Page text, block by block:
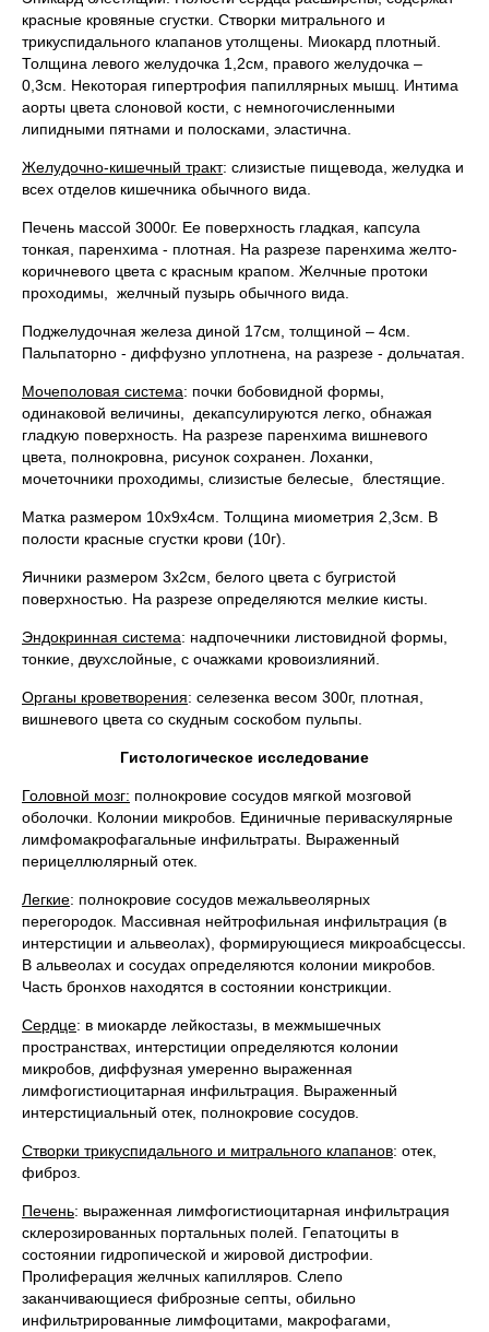
красные кровяные сгустки. Створки митрального и
трикуспидального клапанов утолщены. Миокард плотный.
Толщина левого желудочка 1,2см, правого желудочка –
0,3см. Некоторая гипертрофия папиллярных мышц. Интима
аорты цвета слоновой кости, с немногочисленными
липидными пятнами и полосками, эластична.
Желудочно-кишечный тракт: слизистые пищевода, желудка и
всех отделов кишечника обычного вида.
Печень массой 3000г. Ее поверхность гладкая, капсула
тонкая, паренхима - плотная. На разрезе паренхима желто-
коричневого цвета с красным крапом. Желчные протоки
проходимы, желчный пузырь обычного вида.
Поджелудочная железа диной 17см, толщиной – 4см.
Пальпаторно - диффузно уплотнена, на разрезе - дольчатая.
Мочеполовая система: почки бобовидной формы,
одинаковой величины, декапсулируются легко, обнажая
гладкую поверхность. На разрезе паренхима вишневого
цвета, полнокровна, рисунок сохранен. Лоханки,
мочеточники проходимы, слизистые белесые, блестящие.
Матка размером 10х9х4см. Толщина миометрия 2,3см. В
полости красные сгустки крови (10г).
Яичники размером 3х2см, белого цвета с бугристой
поверхностью. На разрезе определяются мелкие кисты.
Эндокринная система: надпочечники листовидной формы,
тонкие, двухслойные, с очажками кровоизлияний.
Органы кроветворения: селезенка весом 300г, плотная,
вишневого цвета со скудным соскобом пульпы.
Гистологическое исследование
Головной мозг: полнокровие сосудов мягкой мозговой
оболочки. Колонии микробов. Единичные периваскулярные
лимфомакрофагальные инфильтраты. Выраженный
перицеллюлярный отек.
Легкие: полнокровие сосудов межальвеолярных
перегородок. Массивная нейтрофильная инфильтрация (в
интерстиции и альвеолах), формирующиеся микроабсцессы.
В альвеолах и сосудах определяются колонии микробов.
Часть бронхов находятся в состоянии констрикции.
Сердце: в миокарде лейкостазы, в межмышечных
пространствах, интерстиции определяются колонии
микробов, диффузная умеренно выраженная
лимфогистиоцитарная инфильтрация. Выраженный
интерстициальный отек, полнокровие сосудов.
Створки трикуспидального и митрального клапанов: отек,
фиброз.
Печень: выраженная лимфогистиоцитарная инфильтрация
склерозированных портальных полей. Гепатоциты в
состоянии гидропической и жировой дистрофии.
Пролиферация желчных капилляров. Слепо
заканчивающиеся фиброзные септы, обильно
инфильтрированные лимфоцитами, макрофагами,